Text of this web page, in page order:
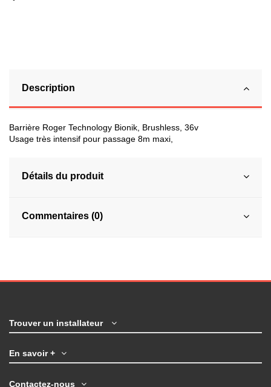
Description
Barrière Roger Technology Bionik, Brushless, 36v
Usage très intensif pour passage 8m maxi,
Détails du produit
Commentaires (0)
Trouver un installateur
En savoir +
Contactez-nous